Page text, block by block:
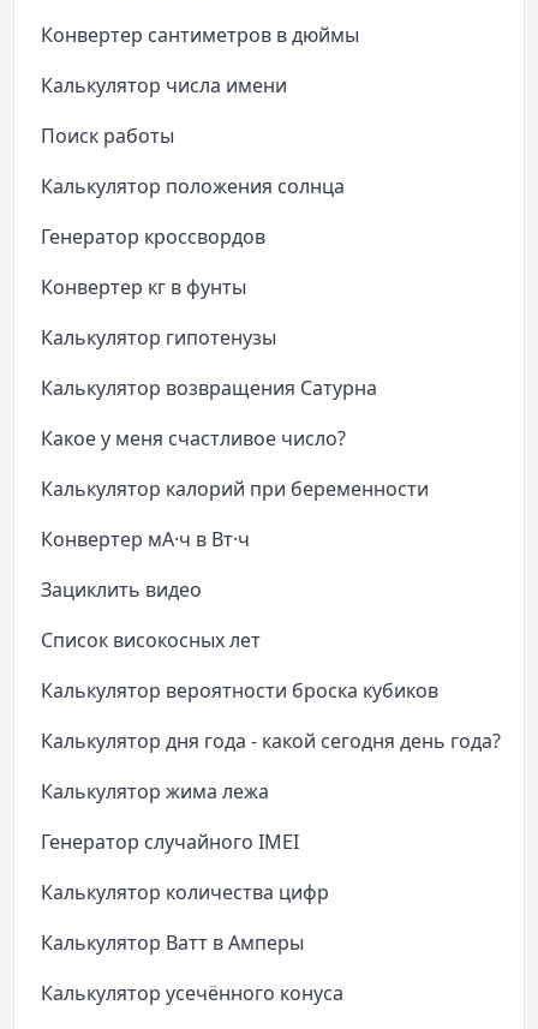
Конвертер сантиметров в дюймы
Калькулятор числа имени
Поиск работы
Калькулятор положения солнца
Генератор кроссвордов
Конвертер кг в фунты
Калькулятор гипотенузы
Калькулятор возвращения Сатурна
Какое у меня счастливое число?
Калькулятор калорий при беременности
Конвертер мА·ч в Вт·ч
Зациклить видео
Список високосных лет
Калькулятор вероятности броска кубиков
Калькулятор дня года - какой сегодня день года?
Калькулятор жима лежа
Генератор случайного IMEI
Калькулятор количества цифр
Калькулятор Ватт в Амперы
Калькулятор усечённого конуса